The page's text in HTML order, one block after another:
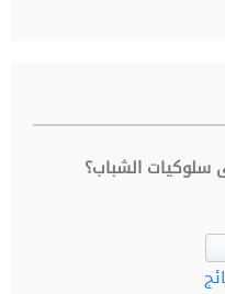
سلوكيات الشباب؟